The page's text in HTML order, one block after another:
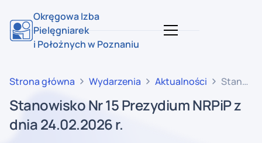
Okręgowa Izba
Pielęgniarek
i Położnych w Poznaniu
Strona główna Wydarzenia Aktualności
Stanowisko Nr 15 Prezydium NRPiP z
dnia 24.02.2026 r.